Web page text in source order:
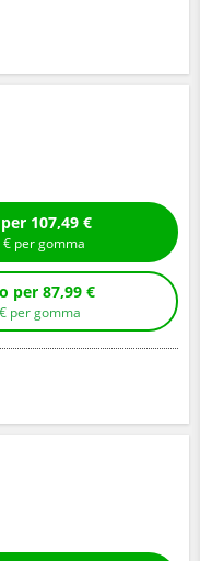
Compra con montaggio per 107,49 €
€ per gomma
Compra senza montaggio per 87,99 €
€ per gomma